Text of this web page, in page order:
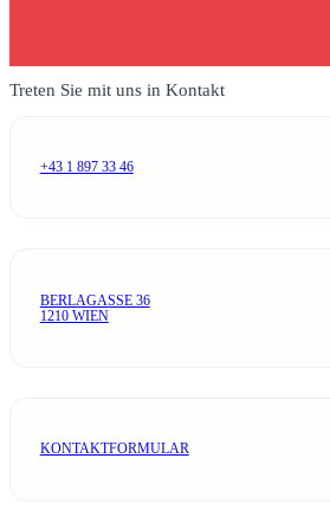
Treten Sie mit uns in Kontakt
+43 1 897 33 46
BERLAGASSE 36
1210 WIEN
KONTAKTFORMULAR